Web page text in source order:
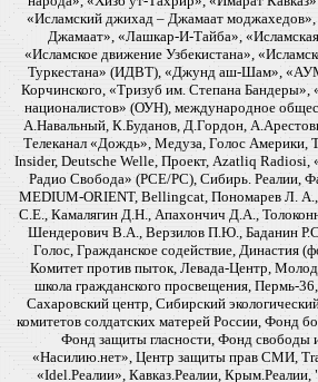
«Исламский джихад – Джамаат
Джамаат», «Лашкар-И-Тайба», «Исламская
«Исламское движение Узбекистана»,
Туркестана» (ИДВТ), «Джунд аш-Шам»,
Корчинского, «Тризуб им. Степана Бандеры»,
националистов» (ОУН), международное
А.Навальный, К.Буданов, Д.Гордон,
Телеканал «Дождь», Медуза, Голос Америки,
Insider, Deutsche Welle, Проект, Azatliq Radiosi,
Радио Свобода» (PCE/PC), Сибирь. Реалии,
MEDIUM-ORIENT, Bellingcat, Пономарев Л.
С.Е., Камалягин Д.Н., Апахончич Д.А.,
Шендерович В.А., Верзилов П.Ю., Баданин
Голос, Гражданское содействие, Династия
Комитет против пыток, Левада-Центр,
школа гражданского просвещения, Пермь-
Сахаровский центр, Сибирский
комитетов солдатских матерей России, Фонд
Фонд защиты гласности, Фонд свободы
«Насилию.нет», Центр защиты прав СМИ,
«Idel.Реалии», Кавказ.Реалии,